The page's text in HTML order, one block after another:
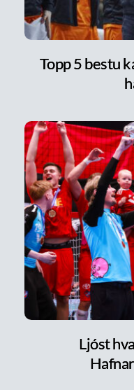
Topp 5 bestu
Ljóst